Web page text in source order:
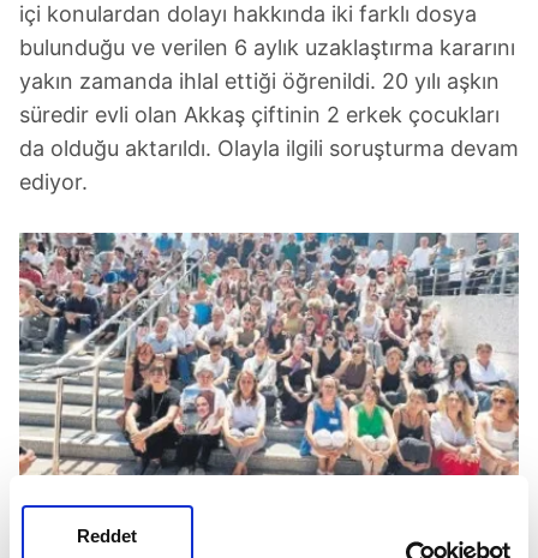
Reddet
içi konulardan dolayı hakkında iki farklı dosya
bulunduğu ve verilen 6 aylık uzaklaştırma kararını
yakın zamanda ihlal ettiği öğrenildi. 20 yılı aşkın
süredir evli olan Akkaş çiftinin 2 erkek çocukları
da olduğu aktarıldı. Olayla ilgili soruşturma devam
ediyor.
TBMM personeli Saliha Akkaş, Meclis'te anıldı.
(Takvim.com.tr)